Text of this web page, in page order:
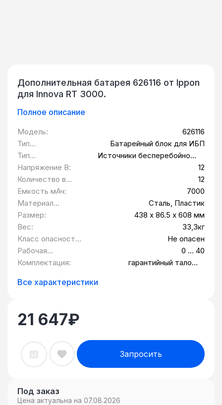
Дополнительная батарея 626116 от Ippon
для Innova RT 3000.
Полное описание
Модель:
626116
Тип
оборудования:
Батарейный блок для ИБП
Тип
совместимого
оборудования:
Источники бесперебойного
Напряжение В:
12
Количество в
упаковке шт:
12
Емкость мАч:
7000
Материал
корпуса:
Сталь, Пластик
Размер:
438 x 86.5 x 608 мм
Вес:
33,3кг
Класс опасности
товара:
Не опасен
Рабочая
температура, °С:
0 … 40
Комплектация:
гарантийный талон,
расширительные вставки для
установки в стойку 2 шт,
скоба и комплект винтов для
фиксации
Все характеристики
21 647₽
Запросить
Под заказ
Цена актуальна на 07.08.2026